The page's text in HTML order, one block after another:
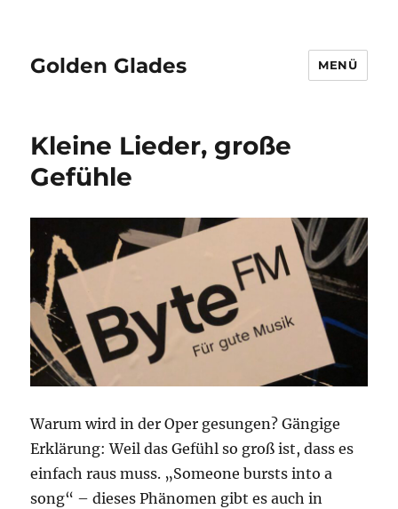
Golden Glades MENÜ
Kleine Lieder, große
Gefühle
Warum wird in der Oper gesungen? Gängige
Erklärung: Weil das Gefühl so groß ist, dass es
einfach raus muss. „Someone bursts into a
song“ – dieses Phänomen gibt es auch in